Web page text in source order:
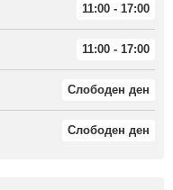
11:00 - 17:00
11:00 - 17:00
Слободен ден
Слободен ден